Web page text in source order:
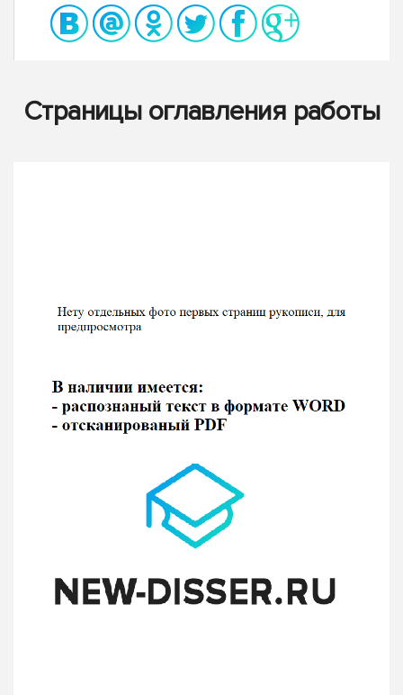
Страницы оглавления работы